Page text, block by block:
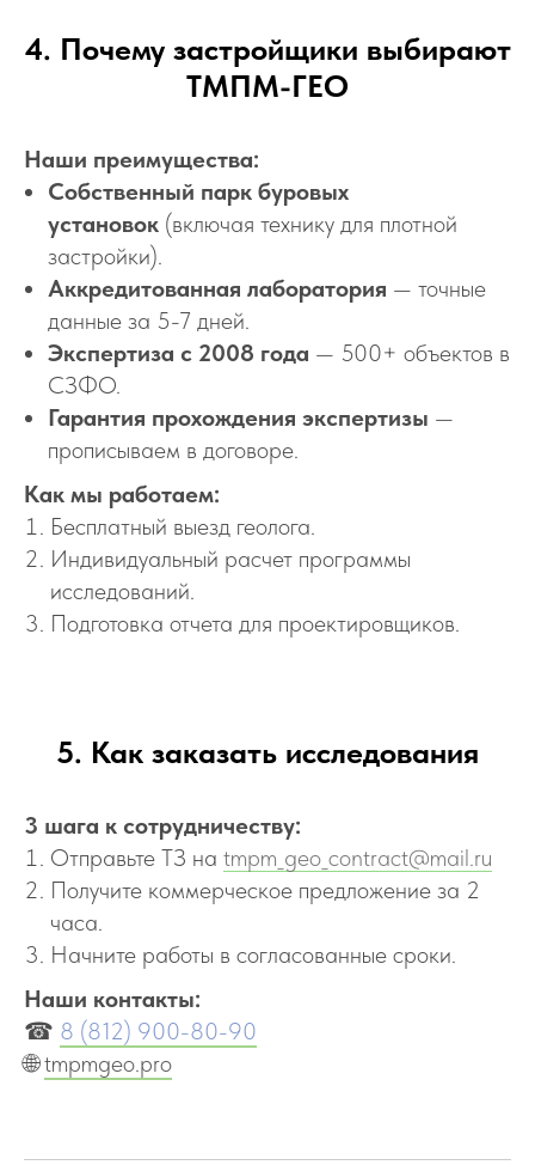
4. Почему застройщики выбирают
ТМПМ-ГЕО
Наши преимущества:
Собственный парк буровых
установок (включая технику для плотной
застройки).
Аккредитованная лаборатория — точные
данные за 5-7 дней.
Экспертиза с 2008 года — 500+ объектов в
СЗФО.
Гарантия прохождения экспертизы —
прописываем в договоре.
Как мы работаем:
Бесплатный выезд геолога.
Индивидуальный расчет программы
исследований.
Подготовка отчета для проектировщиков.
5. Как заказать исследования
3 шага к сотрудничеству:
Отправьте ТЗ на tmpm_geo_contract@mail.ru
Получите коммерческое предложение за 2
часа.
Начните работы в согласованные сроки.
Наши контакты:
☎ 8 (812) 900-80-90
🌐tmpmgeo.pro